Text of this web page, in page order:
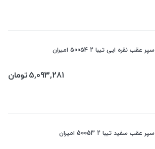
سپر عقب نقره ایی تیبا 2 50054 امیران
5,093,281تومان
سپر عقب سفید تیبا 2 50053 امیران